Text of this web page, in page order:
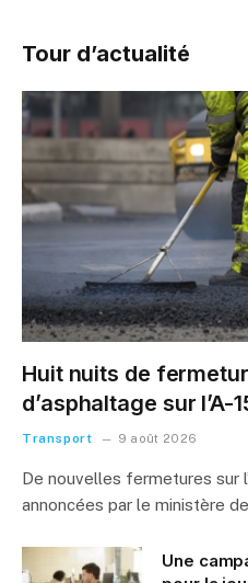
Tour d’actualité
Huit nuits de
d’asphaltage sur l’A-
Transport 9 août 2026
De nouvelles fermetures sur
annoncées par le ministère
Une